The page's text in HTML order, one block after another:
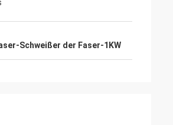
Schweißer der Faser-1KW